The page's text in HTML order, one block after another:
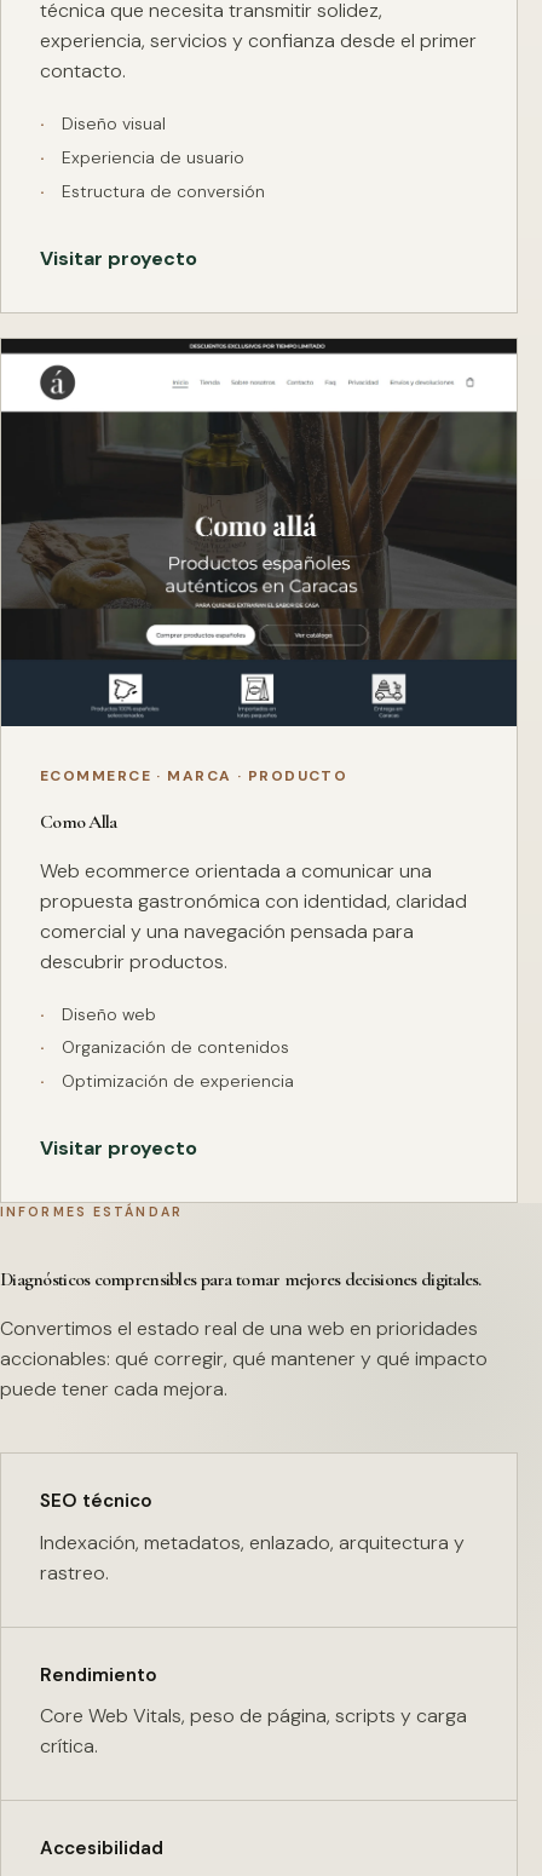
técnica que necesita transmitir solidez,
experiencia, servicios y confianza desde el primer
contacto.
Diseño visual
Experiencia de usuario
Estructura de conversión
Visitar proyecto
ECOMMERCE · MARCA · PRODUCTO
Como Alla
Web ecommerce orientada a comunicar una
propuesta gastronómica con identidad, claridad
comercial y una navegación pensada para
descubrir productos.
Diseño web
Organización de contenidos
Optimización de experiencia
Visitar proyecto
INFORMES ESTÁNDAR
Diagnósticos comprensibles para tomar mejores decisiones digitales.
Convertimos el estado real de una web en prioridades
accionables: qué corregir, qué mantener y qué impacto
puede tener cada mejora.
SEO técnico
Indexación, metadatos, enlazado, arquitectura y
rastreo.
Rendimiento
Core Web Vitals, peso de página, scripts y carga
crítica.
Accesibilidad